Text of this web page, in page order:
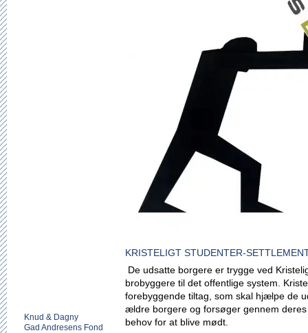
KRISTELIGT STUDENTER-
De udsatte borgere er trygge ved
brobyggere til det offentlige system.
forebyggende tiltag, som skal hjælpe de
ældre borgere og forsøger gennem
behov for at blive mødt.
Knud & Dagny
Gad Andresens Fond